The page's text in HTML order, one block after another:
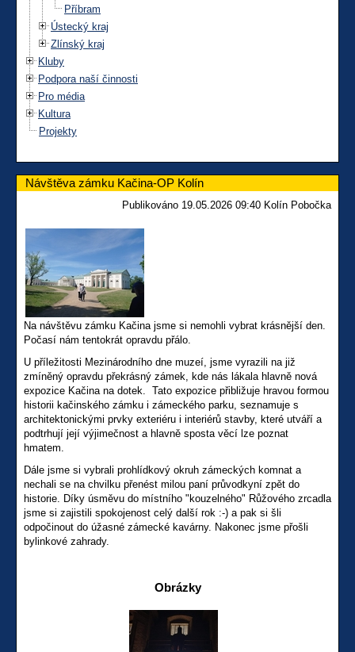
Příbram
Ústecký kraj
Zlínský kraj
Kluby
Podpora naší činnosti
Pro média
Kultura
Projekty
Návštěva zámku Kačina-OP Kolín
Publikováno 19.05.2026 09:40 Kolín Pobočka
Na návštěvu zámku Kačina jsme si nemohli vybrat krásnější den.
Počasí nám tentokrát opravdu přálo.
U příležitosti Mezinárodního dne muzeí, jsme vyrazili na již
zmíněný opravdu překrásný zámek, kde nás lákala hlavně nová
expozice Kačina na dotek. Tato expozice přibližuje hravou formou
historii kačinského zámku i zámeckého parku, seznamuje s
architektonickými prvky exteriéru i interiérů stavby, které utváří a
podtrhují její výjimečnost a hlavně sposta věcí lze poznat
hmatem.
Dále jsme si vybrali prohlídkový okruh zámeckých komnat a
nechali se na chvilku přenést milou paní průvodkyní zpět do
historie. Díky úsměvu do místního "kouzelného" Růžového zrcadla
jsme si zajistili spokojenost celý další rok :-) a pak si šli
odpočinout do úžasné zámecké kavárny. Nakonec jsme přošli
bylinkové zahrady.
Obrázky